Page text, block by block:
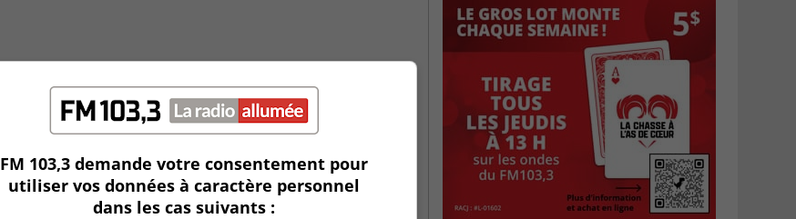
FM 103,3 demande votre consentement pour
utiliser vos données à caractère personnel
dans les cas suivants :